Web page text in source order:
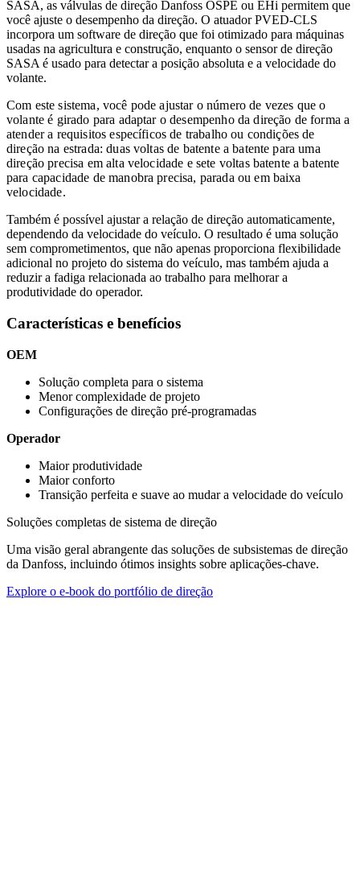
SASA, as válvulas de direção Danfoss OSPE ou EHi permitem que
você ajuste o desempenho da direção. O atuador PVED-CLS
incorpora um software de direção que foi otimizado para máquinas
usadas na agricultura e construção, enquanto o sensor de direção
SASA é usado para detectar a posição absoluta e a velocidade do
volante.
Com este sistema, você pode ajustar o número de vezes que o
volante é girado para adaptar o desempenho da direção de forma a
atender a requisitos específicos de trabalho ou condições de
direção na estrada: duas voltas de batente a batente para uma
direção precisa em alta velocidade e sete voltas batente a batente
para capacidade de manobra precisa, parada ou em baixa
velocidade.
Também é possível ajustar a relação de direção automaticamente,
dependendo da velocidade do veículo. O resultado é uma solução
sem comprometimentos, que não apenas proporciona flexibilidade
adicional no projeto do sistema do veículo, mas também ajuda a
reduzir a fadiga relacionada ao trabalho para melhorar a
produtividade do operador.
Características e benefícios
OEM
Solução completa para o sistema
Menor complexidade de projeto
Configurações de direção pré-programadas
Operador
Maior produtividade
Maior conforto
Transição perfeita e suave ao mudar a velocidade do veículo
Soluções completas de sistema de direção
Uma visão geral abrangente das soluções de subsistemas de direção
da Danfoss, incluindo ótimos insights sobre aplicações-chave.
Explore o e-book do portfólio de direção